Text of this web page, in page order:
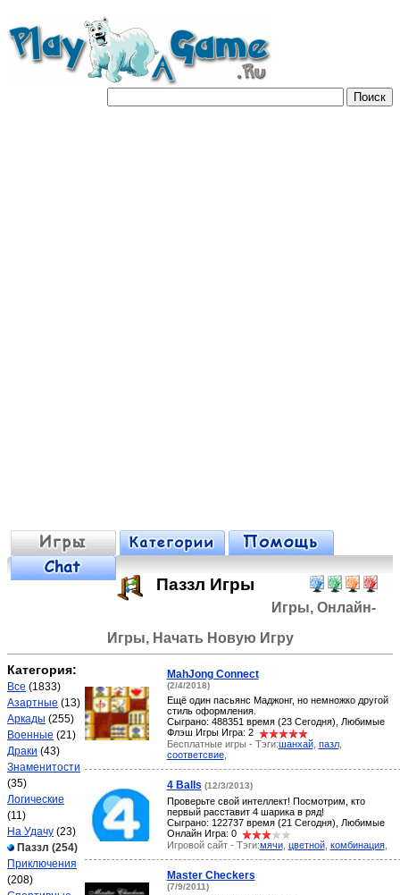
Паззл Игры
Игры, Онлайн-
Игры, Начать Новую Игру
Категория:
Все (1833)
Азартные (13)
Аркады (255)
Военные (21)
Драки (43)
Знаменитости
(35)
Логические
(11)
На Удачу (23)
Паззл (254)
Приключения
(208)
MahJong Connect
(2/4/2018)
Ещё один пасьянс Маджонг, но немножко другой
стиль оформления.
Сыграно: 488351 время (23 Сегодня), Любимые
Флэш Игры Игра: 2
Бесплатные игры - Тэги:шанхай, пазл,
соответсвие,
4 Balls (12/3/2013)
Проверьте свой интеллект! Посмотрим, кто
первый расставит 4 шарика в ряд!
Сыграно: 122737 время (21 Сегодня), Любимые
Онлайн Игра: 0
Игровой сайт - Тэги:мячи, цветной, комбинация,
Master Checkers
(7/9/2011)